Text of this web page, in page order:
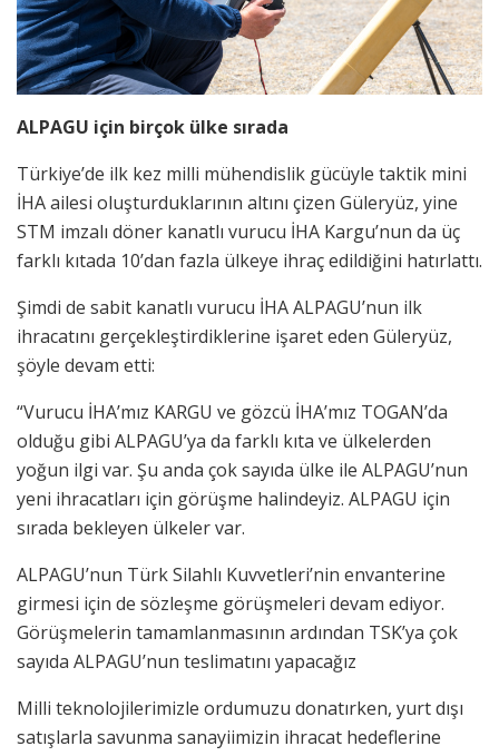
ALPAGU için birçok ülke sırada
Türkiye’de ilk kez milli mühendislik gücüyle taktik mini
İHA ailesi oluşturduklarının altını çizen Güleryüz, yine
STM imzalı döner kanatlı vurucu İHA Kargu’nun da üç
farklı kıtada 10’dan fazla ülkeye ihraç edildiğini hatırlattı.
Şimdi de sabit kanatlı vurucu İHA ALPAGU’nun ilk
ihracatını gerçekleştirdiklerine işaret eden Güleryüz,
şöyle devam etti:
“Vurucu İHA’mız KARGU ve gözcü İHA’mız TOGAN’da
olduğu gibi ALPAGU’ya da farklı kıta ve ülkelerden
yoğun ilgi var. Şu anda çok sayıda ülke ile ALPAGU’nun
yeni ihracatları için görüşme halindeyiz. ALPAGU için
sırada bekleyen ülkeler var.
ALPAGU’nun Türk Silahlı Kuvvetleri’nin envanterine
girmesi için de sözleşme görüşmeleri devam ediyor.
Görüşmelerin tamamlanmasının ardından TSK’ya çok
sayıda ALPAGU’nun teslimatını yapacağız
Milli teknolojilerimizle ordumuzu donatırken, yurt dışı
satışlarla savunma sanayiimizin ihracat hedeflerine